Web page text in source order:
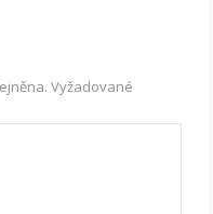
Vyžadované